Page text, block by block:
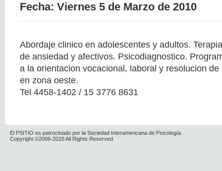
Fecha: Viernes 5 de Marzo de 2010
Abordaje clinico en adolescentes y adultos.
de ansiedad y afectivos. Psicodiagnostico.
a la orientacion vocacional, laboral y resolucion
en zona oeste.
Tel 4458-1402 / 15 3776 8631
El PSITIO es patrocinado por la Sociedad Interamericana de Psicología
Copyright ©2006-2026 All Rights Reserved